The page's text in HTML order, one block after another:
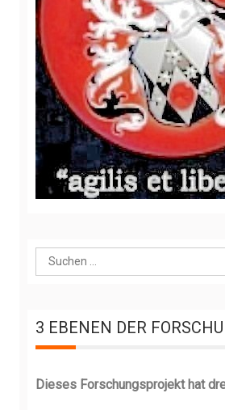
u
h
e
n
3 EBENEN DER
Dieses Forschungsprojekt hat